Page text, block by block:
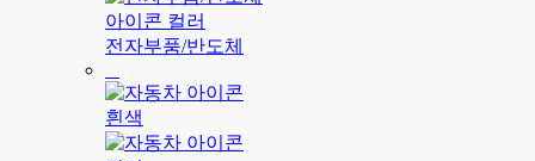
전자부품/반도체